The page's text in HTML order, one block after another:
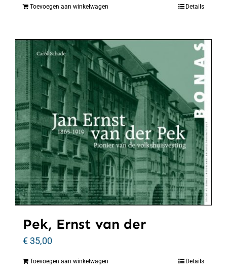
Toevoegen aan winkelwagen Details
Pek, Ernst van der
€35,00
Toevoegen aan winkelwagen Details